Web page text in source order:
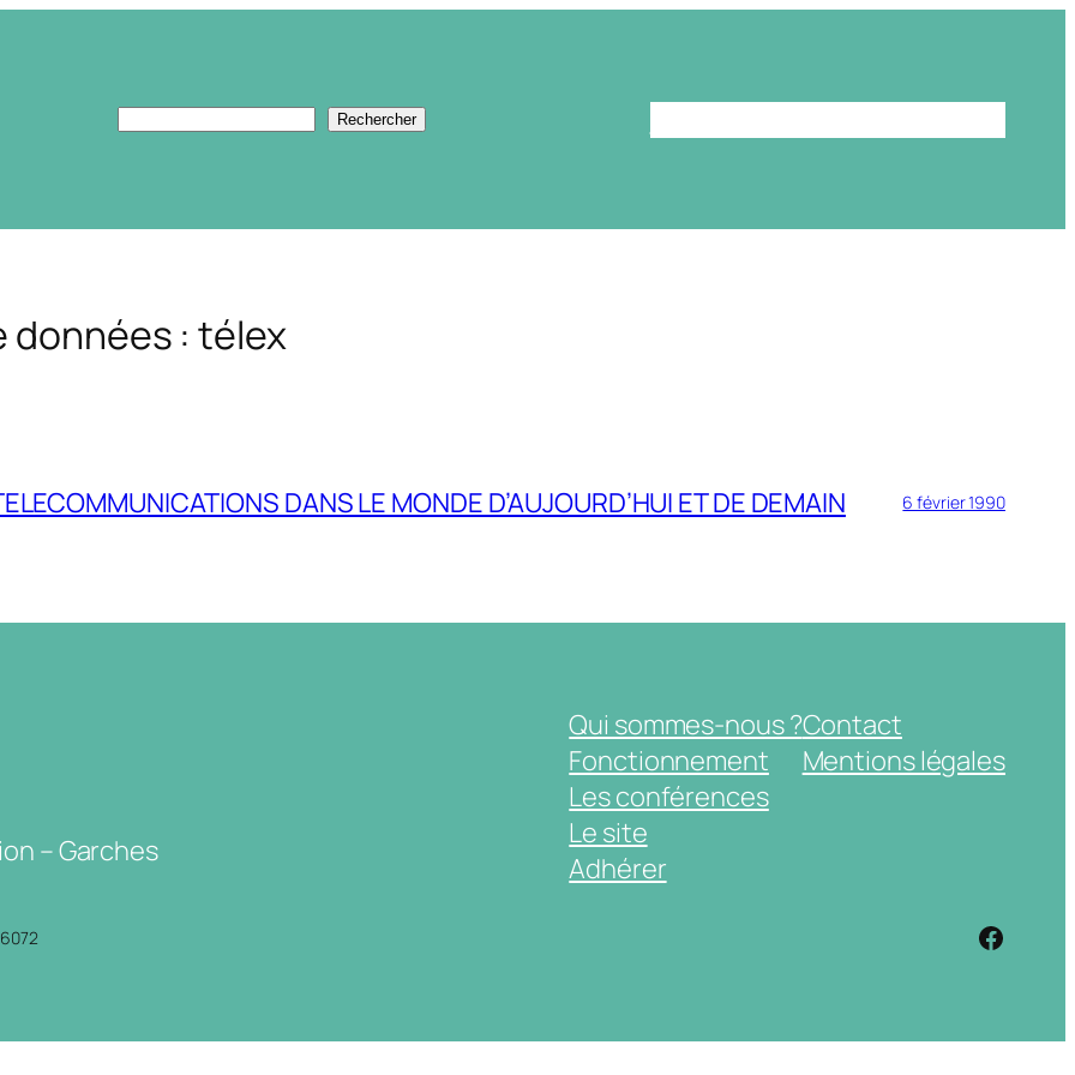
Rechercher Rechercher
données : télex
DANS LE MONDE D’AUJOURD’HUI ET DE DEMAIN 6 février 1990
– Garches
Qui sommes-nous ?
Fonctionnement
Les conférences
Le site
Adhérer
Contact
Mentions légales